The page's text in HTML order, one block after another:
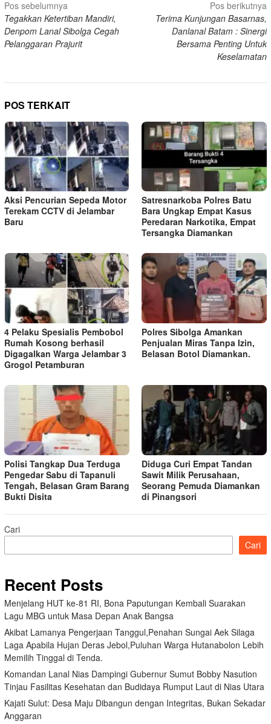
Navigasi
pos
Pos sebelumnya
Tegakkan Ketertiban Mandiri,
Denpom Lanal Sibolga Cegah
Pelanggaran Prajurit
Pos berikutnya
Terima Kunjungan Basarnas,
Danlanal Batam : Sinergi
Bersama Penting Untuk
Keselamatan
POS TERKAIT
Aksi Pencurian Sepeda Motor
Terekam CCTV di Jelambar
Baru
Satresnarkoba Polres Batu
Bara Ungkap Empat Kasus
Peredaran Narkotika, Empat
Tersangka Diamankan
4 Pelaku Spesialis Pembobol
Rumah Kosong berhasil
Digagalkan Warga Jelambar 3
Grogol Petamburan
Polres Sibolga Amankan
Penjualan Miras Tanpa Izin,
Belasan Botol Diamankan.
Polisi Tangkap Dua Terduga
Pengedar Sabu di Tapanuli
Tengah, Belasan Gram Barang
Bukti Disita
Diduga Curi Empat Tandan
Sawit Milik Perusahaan,
Seorang Pemuda Diamankan
di Pinangsori
Cari
Cari
Recent Posts
Menjelang HUT ke-81 RI, Bona Paputungan Kembali Suarakan
Lagu MBG untuk Masa Depan Anak Bangsa
Akibat Lamanya Pengerjaan Tanggul,Penahan Sungai Aek Silaga
Laga Apabila Hujan Deras Jebol,Puluhan Warga Hutanabolon Lebih
Memilih Tinggal di Tenda.
Komandan Lanal Nias Dampingi Gubernur Sumut Bobby Nasution
Tinjau Fasilitas Kesehatan dan Budidaya Rumput Laut di Nias Utara
Kajati Sulut: Desa Maju Dibangun dengan Integritas, Bukan Sekadar
Anggaran